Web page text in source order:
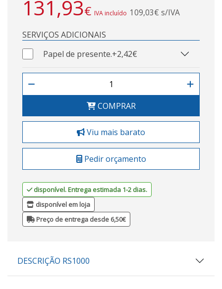
131,93€ IVA incluído 109,03€ s/IVA
SERVIÇOS ADICIONAIS
Papel de presente.+2,42€
COMPRAR
Viu mais barato
Pedir orçamento
disponível. Entrega estimada 1-2 dias.
disponível em loja
Preço de entrega desde 6,50€
DESCRIÇÃO RS1000